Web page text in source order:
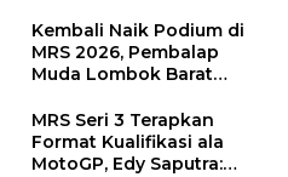
di KEK Mandalika
Kembali Naik Podium di
MRS 2026, Pembalap
Muda Lombok Barat
Menuju Tingkat Asia
MRS Seri 3 Terapkan
Format Kualifikasi ala
MotoGP, Edy Saputra: